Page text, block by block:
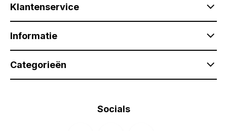
Klantenservice
Informatie
Categorieën
Socials